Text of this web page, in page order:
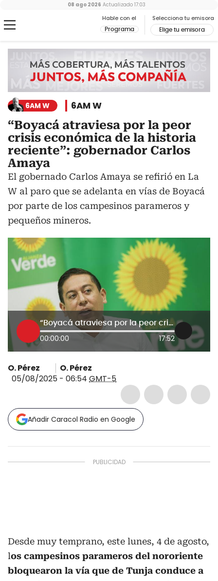
Hable con el
Programa
Selecciona tu emisora
Elige tu emisora
08 ago 2026 Actualizado 17:03
6AM W 6AM W
“Boyacá atraviesa por la peor
crisis económica de la historia
reciente”: gobernador Carlos
Amaya
El gobernado Carlos Amaya se refirió en La
W al paro que se adelanta en vías de Boyacá
por parte de los campesinos parameros y
pequeños mineros.
“Boyacá atraviesa por la peor crisis económica de la historia reciente”: gobernador Carlos Amaya
00:00:00 17:52
O. Pérez
O. Pérez
05/08/2025 - 06:54 GMT-5
Añadir Caracol Radio en Google
Desde muy temprano, este lunes, 4 de agosto,
los campesinos parameros del nororiente
bloquearon la vía que de Tunja conduce a